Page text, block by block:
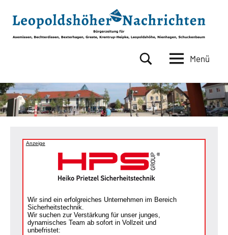
Inhalt
springen
Nachrichten
Asemissen,
Bechterdissen,
Bexterhagen,
Krentrup-
Menü
Anzeige
Wir sind ein erfolgreiches Unternehmen im Bereich
Sicherheitstechnik.
Wir suchen zur Verstärkung für unser junges,
dynamisches Team ab sofort in Vollzeit und
unbefristet: